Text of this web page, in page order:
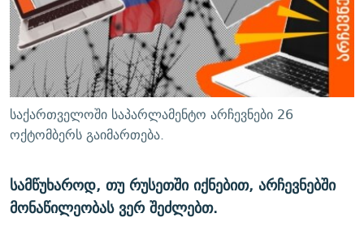
ᲛᲝᲚᲐᲞᲐᲠᲐᲙᲔ ᲢᲔᲥᲡᲢᲔᲑᲘ
ᲨᲘᲜ - ᲣᲪᲮᲝᲔᲗᲨᲘ
ᲚᲘᲢᲔᲠᲐᲢᲣᲠᲣᲚᲘ ᲬᲐᲮᲜᲐᲒᲔᲑᲘ
ᲐᲛᲔᲠᲘᲙᲣᲚᲘ ᲛᲝᲗᲮᲠᲝᲑᲐ
ᲘᲛᲞᲔᲠᲘᲐ ᲓᲐ ᲠᲐᲓᲘᲝ
ᲩᲔᲛᲘ ᲡᲘᲙᲕᲓᲘᲚᲘᲡ ᲛᲘᲖᲔᲖᲘᲐ COVID-19
11 ᲬᲔᲚᲘ - 11 ᲐᲛᲑᲐᲕᲘ
ᲡᲐᲞᲐᲠᲚᲐᲛᲔᲜᲢᲝ ᲐᲠᲩᲔᲕᲜᲔᲑᲘᲡ ᲘᲡᲢᲝᲠᲘᲐ
ᲑᲐᲕᲨᲕᲔᲑᲘ ᲞᲠᲝᲡᲢᲘᲢᲣᲪᲘᲐᲨᲘ - ᲐᲛᲝᲣᲗᲥᲛᲔᲚᲘ ᲐᲛᲑᲐᲕᲘ
5 ᲐᲛᲑᲐᲕᲘ - 20 ᲘᲕᲜᲘᲡᲡ ᲓᲐᲨᲐᲕᲔᲑᲣᲚᲔᲑᲘ
ПРИВЕТ ᲙᲣᲚᲢᲣᲠᲐ
ᲒᲐᲛᲝᲘᲬᲔᲠᲔ
რთე/რთ-ის ყველა საიტი
საქართველოში საპარლამენტო არჩევნები 26
ოქტომბერს გაიმართება.
სამწუხაროდ, თუ რუსეთში იქნებით, არჩევნებში
მონაწილეობას ვერ შეძლებთ.